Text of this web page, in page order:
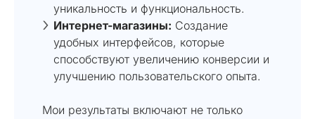
уникальность и функциональность.
Интернет-магазины: Создание
удобных интерфейсов, которые
способствуют увеличению конверсии и
улучшению пользовательского опыта.
Мои результаты включают не только